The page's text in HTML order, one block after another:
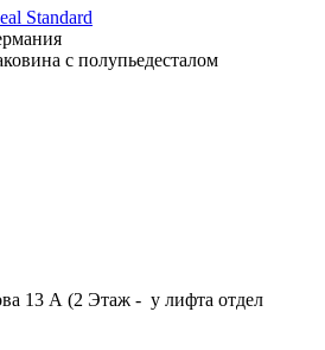
Standard
с полупьедесталом
13 А (2 Этаж - у лифта отдел